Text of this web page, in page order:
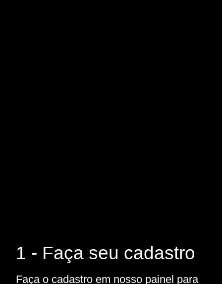
1 - Faça seu cadastro
Faça o cadastro em nosso painel para